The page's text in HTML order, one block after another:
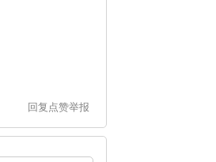
回复 点赞举报